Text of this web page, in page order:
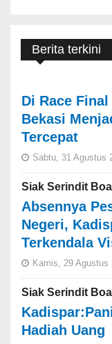
Berita terkini
Di Race Final
Bekasi
Tercepat
Sabtu, 31 Agustus
Siak Serindit
Absennya
Negeri,
Terkendala
Kamis, 29 Agustus
Siak Serindit
Hadiah